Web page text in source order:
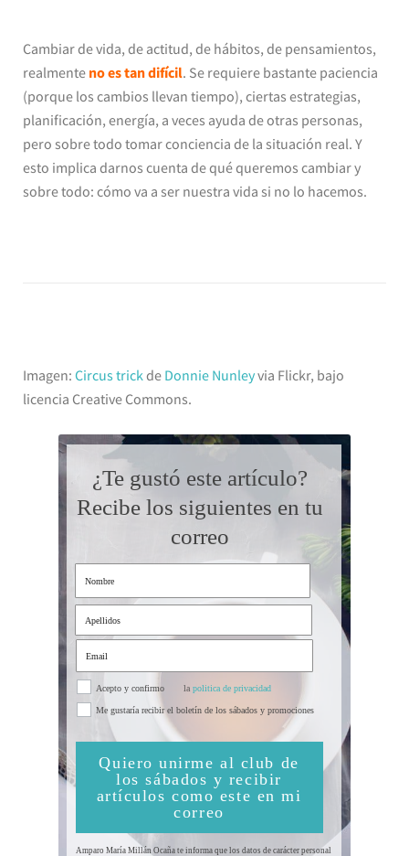
Cambiar de vida, de actitud, de hábitos, de pensamientos,
realmente no es tan difícil. Se requiere bastante paciencia
(porque los cambios llevan tiempo), ciertas estrategias,
planificación, energía, a veces ayuda de otras personas,
pero sobre todo tomar conciencia de la situación real. Y
esto implica darnos cuenta de qué queremos cambiar y
sobre todo: cómo va a ser nuestra vida si no lo hacemos.
Imagen: Circus trickde Donnie Nunleyvia Flickr, bajo
licencia Creative Commons.
la politica de privacidad
Amparo María Millán Ocaña te informa que los datos de carácter personal
¿Te gustó este artículo?
Recibe los siguientes en tu
correo
Acepto y confirmo
Me gustaría recibir el boletín de los sábados y promociones
Quiero unirme al club de
los sábados y recibir
artículos como este en mi
correo